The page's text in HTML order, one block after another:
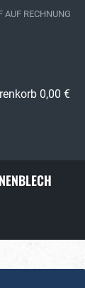
AUF RECHNUNG
0,00 €